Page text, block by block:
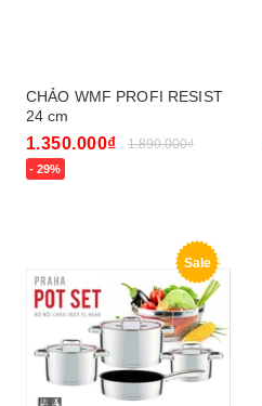
CHẢO WMF PROFI RESIST
24 cm
1.350.000₫ 1.890.000₫
- 29%
Sale